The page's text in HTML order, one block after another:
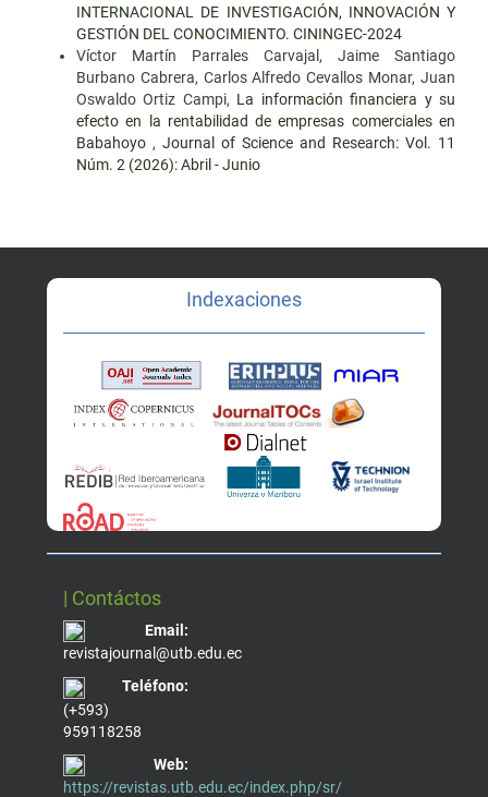
INTERNACIONAL DE INVESTIGACIÓN, INNOVACIÓN Y
GESTIÓN DEL CONOCIMIENTO. CININGEC-2024
Víctor Martín Parrales Carvajal, Jaime Santiago
Burbano Cabrera, Carlos Alfredo Cevallos Monar, Juan
Oswaldo Ortiz Campi, La información financiera y su
efecto en la rentabilidad de empresas comerciales en
Babahoyo , Journal of Science and Research: Vol. 11
Núm. 2 (2026): Abril - Junio
Indexaciones
| Contáctos
Email:
revistajournal@utb.edu.ec
Teléfono:
(+593)
959118258
Web:
https://revistas.utb.edu.ec/index.php/sr/